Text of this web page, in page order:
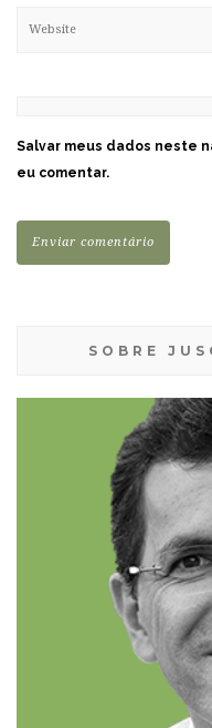
Salvar meus dados neste
eu comentar.
SOBRE